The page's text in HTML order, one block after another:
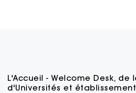
L'Accueil - Welcome Desk, de
d'Universités et